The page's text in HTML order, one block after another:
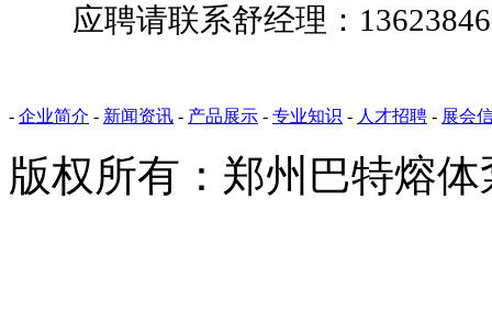
应聘请联系舒经理：
- 企业简介 - 新闻资讯 - 产品展示 - 专业知识 - 人才招聘 - 展会
版权所有：郑州巴特熔